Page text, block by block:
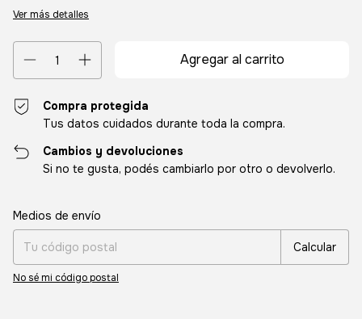
Ver más detalles
Compra protegida
Tus datos cuidados durante toda la compra.
Cambios y devoluciones
Si no te gusta, podés cambiarlo por otro o devolverlo.
Entregas para el CP:
Medios de envío
Calcular
No sé mi código postal